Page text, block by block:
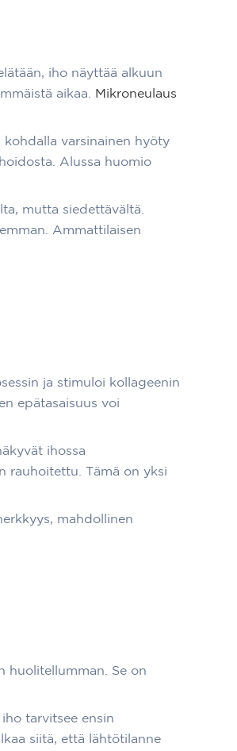
iho näyttää alkuun
aikaa. Mikroneulaus
varsinainen hyöty
Alussa huomio
mutta siedettävältä.
Ammattilaisen
ja stimuloi kollageenin
epätasaisuus voi
ihossa
rauhoitettu. Tämä on yksi
mahdollinen
huolitellumman. Se on
tarvitsee ensin
siitä, että lähtötilanne